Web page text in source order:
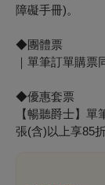
障礙手冊)。
◆團體票
｜單筆訂單購
◆優惠套票
【暢聽爵士】
張(含)以上享85折